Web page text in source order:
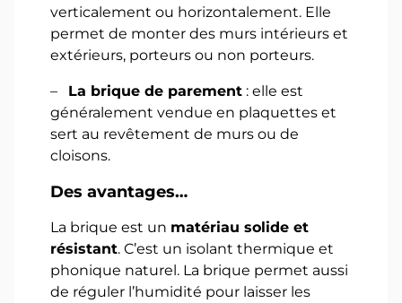
verticalement ou horizontalement. Elle
permet de monter des murs intérieurs et
extérieurs, porteurs ou non porteurs.
– La brique de parement : elle est
généralement vendue en plaquettes et
sert au revêtement de murs ou de
cloisons.
Des avantages…
La brique est un matériau solide et
résistant. C’est un isolant thermique et
phonique naturel. La brique permet aussi
de réguler l’humidité pour laisser les